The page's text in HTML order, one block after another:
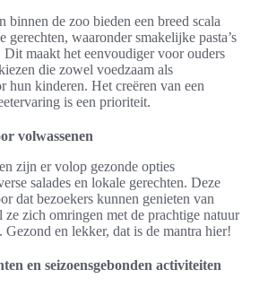
binnen de zoo bieden een breed scala
gerechten, waaronder smakelijke pasta’s
Dit maakt het eenvoudiger voor ouders
die zowel voedzaam als
hun kinderen. Het creëren van een
is een prioriteit.
volwassenen
zijn er volop gezonde opties
salades en lokale gerechten. Deze
dat bezoekers kunnen genieten van
ze zich omringen met de prachtige natuur
Gezond en lekker, dat is de mantra hier!
en seizoensgebonden activiteiten